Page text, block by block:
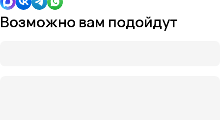
Возможно вам подойдут